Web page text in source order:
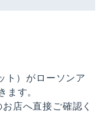
ト）がローソンア
ます。
店へ直接ご確認く